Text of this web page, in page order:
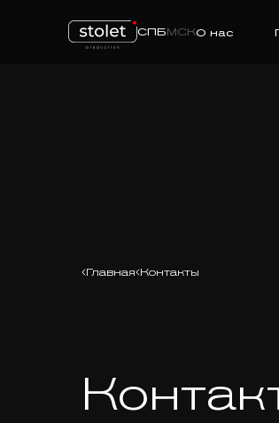
СПБМСКО нас
Главная Контакты